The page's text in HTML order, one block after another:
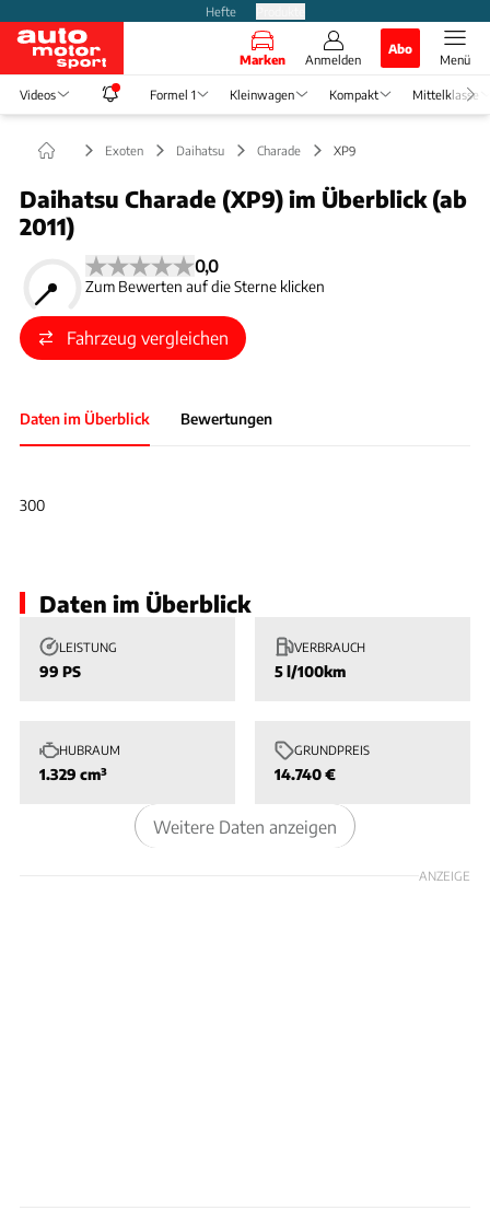
Hefte
Marken Anmelden
Abo
Menü
Videos Formel 1 Kleinwagen Kompakt Mittelklasse
Exoten Daihatsu Charade XP9
Daihatsu Charade (XP9) im Überblick (ab
2011)
0,0
Zum Bewerten auf die Sterne klicken
Fahrzeug vergleichen
Daten im Überblick Bewertungen
Slide 1 von 1: Bild - 300
300
Daten im Überblick
LEISTUNG
99 PS
VERBRAUCH
5 l/100km
HUBRAUM
1.329 cm³
GRUNDPREIS
14.740 €
Weitere Daten anzeigen
ANZEIGE